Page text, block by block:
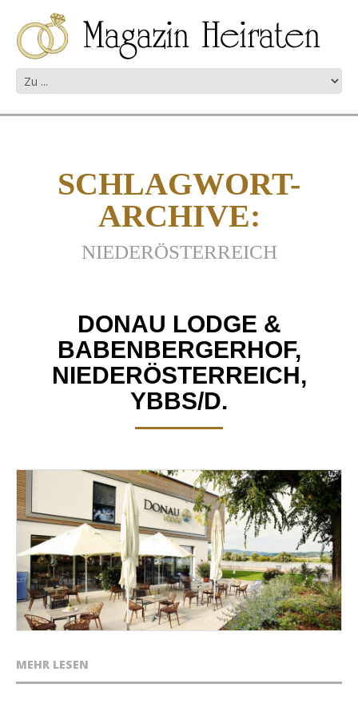
SCHLAGWORT-
ARCHIVE:
NIEDERÖSTERREICH
DONAU LODGE &
BABENBERGERHOF,
NIEDERÖSTERREICH,
YBBS/D.
MEHR LESEN